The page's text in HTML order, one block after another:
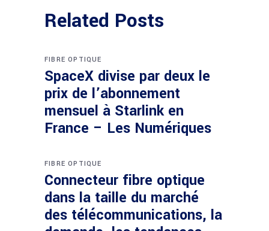
Related Posts
FIBRE OPTIQUE
SpaceX divise par deux le
prix de l’abonnement
mensuel à Starlink en
France – Les Numériques
FIBRE OPTIQUE
Connecteur fibre optique
dans la taille du marché
des télécommunications, la